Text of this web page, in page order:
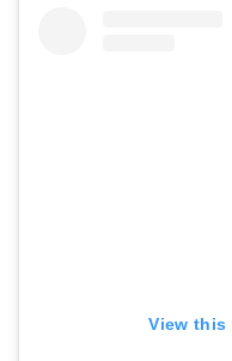
View this